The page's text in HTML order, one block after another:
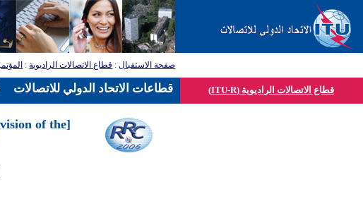
صفحة الاستقبال: قطاع الاتصالات الراديوية:
قطاع الاتصالات الراديوية (ITU-R)
of the
قطاعات الاتحاد الدولي للاتصالات